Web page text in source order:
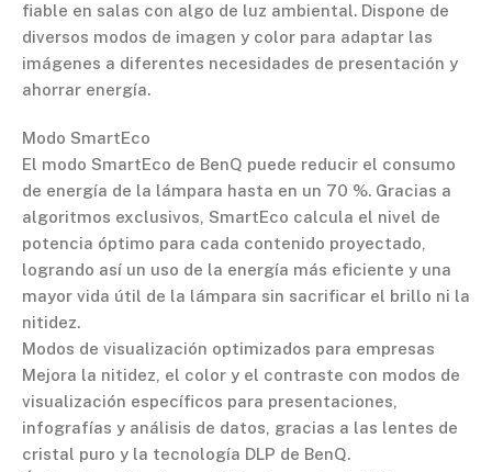
fiable en salas con algo de luz ambiental. Dispone de
diversos modos de imagen y color para adaptar las
imágenes a diferentes necesidades de presentación y
ahorrar energía.
Modo SmartEco
El modo SmartEco de BenQ puede reducir el consumo
de energía de la lámpara hasta en un 70 %. Gracias a
algoritmos exclusivos, SmartEco calcula el nivel de
potencia óptimo para cada contenido proyectado,
logrando así un uso de la energía más eficiente y una
mayor vida útil de la lámpara sin sacrificar el brillo ni la
nitidez.
Modos de visualización optimizados para empresas
Mejora la nitidez, el color y el contraste con modos de
visualización específicos para presentaciones,
infografías y análisis de datos, gracias a las lentes de
cristal puro y la tecnología DLP de BenQ.